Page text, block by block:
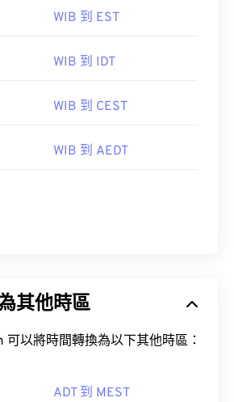
WIB 到 EST
WIB 到 IDT
WIB 到 CEST
WIB 到 AEDT
其他時區
可以將時間轉換為以下其他時區：
ADT 到 MEST